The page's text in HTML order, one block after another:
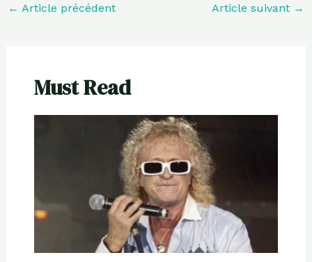
← Article précédent Article suivant →
Must Read